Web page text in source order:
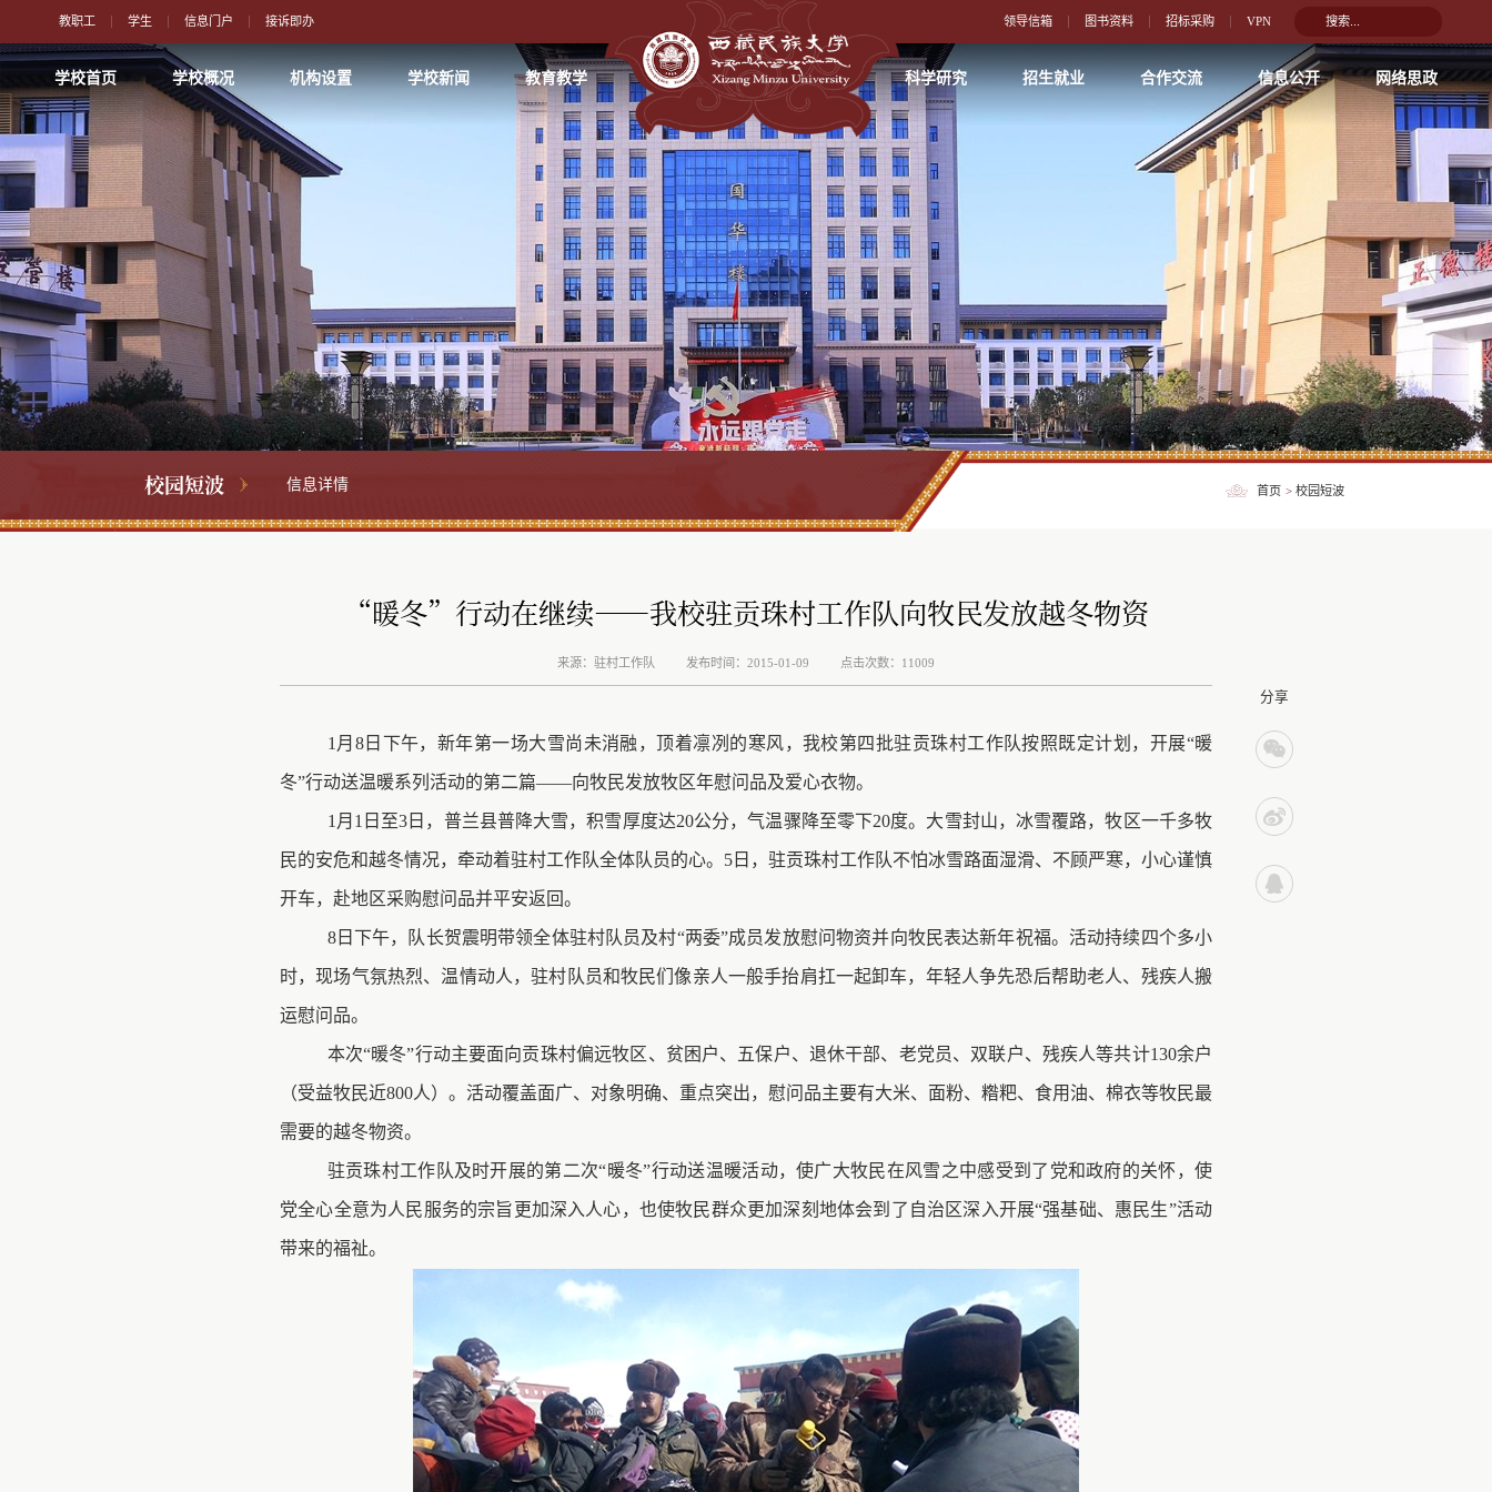
教职工 学生 信息门户 接诉即办 领导信箱 图书资料 招标采购 VPN
学校首页 学校概况 机构设置 学校新闻 教育教学 科学研究 招生就业 合作交流 信息公开 网络思政
校园短波 信息详情 首页 > 校园短波
“暖冬”行动在继续——我校驻贡珠村工作队向牧民发放越冬物资
来源：驻村工作队 发布时间：2015-01-09 点击次数：11009
分享
1 月 8日 下午，新年第一场大雪尚未消融，顶着凛冽 的寒风，我校第四批驻贡珠村工作队按照既定计划，开展“暖
冬”行动送温暖系列活动的第二篇——向牧民发放牧区年慰问品及爱心衣物。
1月1日至3日，普兰县普降大雪，积雪厚度达20公分，气温骤降至零下20度。大雪封山，冰雪覆路，牧区一千多牧
民的安危和越冬情况，牵动着驻村工作队全体队员的心。5 日 ，驻贡珠村工作队不怕冰雪路面湿滑、不顾严寒，小心谨慎
开车，赴地区采购慰问品并平安返回。
8日 下午，队长贺震明带领全体驻村队员及村“两委”成员发放慰问物资并向牧民表达新年祝福。活动持续四个多小
时，现场气氛热烈、温情动人，驻村队员和牧民们像亲人一般手抬肩扛一起卸车，年轻人争先恐后帮助老人、残疾人搬
运慰问品。
本次“暖冬”行动主要面向贡珠村偏远牧区、贫困户、五保户、退休干部、老党员、双联户、残疾人等共计130余户
（受益牧民近800人）。活动覆盖面广、对象明确、重点突出，慰问品主要有大米、面粉、糌粑、食用油、棉衣等牧民最
需要的越冬物资。
驻贡珠村工作队及时开展的第二次“暖冬”行动送温暖活动，使广大牧民在风雪之中感受到了党和政府的关怀 ，使
党全心全意为人民服务的宗旨更加深入人心， 也使牧民群众更加深刻地体会到了自治区深入开展“强基础、惠民生”活动
带来的福祉。